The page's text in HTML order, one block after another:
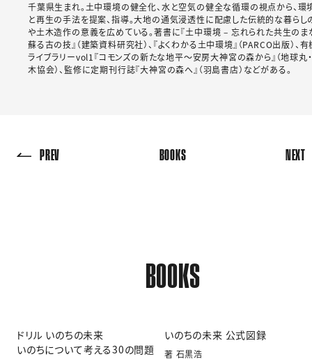
千葉県生まれ。土中環境の健全化、水と空気の健全な循環の視点から、環
と再生の手法を提案、指導。大地の通気浸透性に配慮した伝統的な暮らし
や土木造作の意義を広めている。著書に『土中環境 – 忘れられた共生のま
蘇る古の技』（建築資料研究社）、『よくわかる土中環境』（PARCO出版）、
ライブラリーvol1『コモンズの新たな地平～安房大神宮の森から』（地球丸
木協会）、監修に定期刊行誌『大神宮の森へ』（羽島書店）などがある。
PREV BOOKS NEXT
BOOKS
ドリル いのちの未来
いのちについて考える30の問題
いのちの未来 公式図録
著 石黒浩